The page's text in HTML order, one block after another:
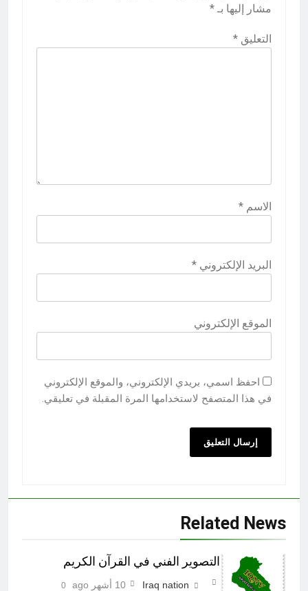
مشار إليها بـ *
التعليق *
الاسم *
البريد الإلكتروني *
الموقع الإلكتروني
احفظ اسمي، بريدي الإلكتروني، والموقع الإلكتروني
في هذا المتصفح لاستخدامها المرة المقبلة في تعليقي.
Related News
التصوير الفني في القرآن الكريم
Iraq nation 10 أشهر ago 0